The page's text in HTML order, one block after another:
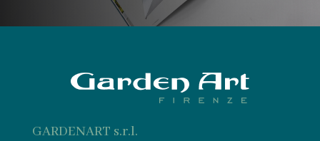
GARDENART s.r.l.